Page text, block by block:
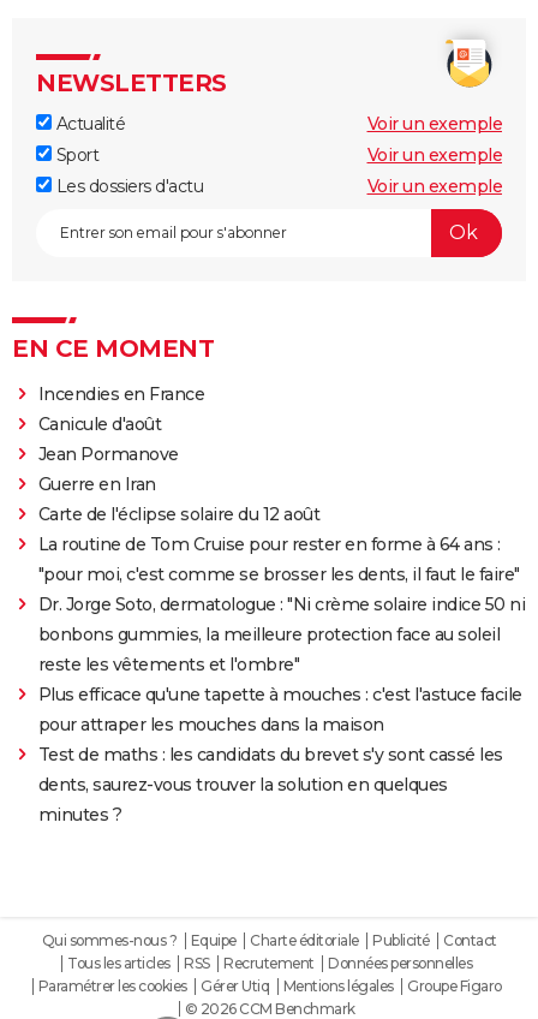
NEWSLETTERS
Actualité
Voir un exemple
Sport
Voir un exemple
Les dossiers d'actu
Voir un exemple
EN CE MOMENT
Incendies en France
Canicule d'août
Jean Pormanove
Guerre en Iran
Carte de l'éclipse solaire du 12 août
La routine de Tom Cruise pour rester en forme à 64 ans :
"pour moi, c'est comme se brosser les dents, il faut le faire"
Dr. Jorge Soto, dermatologue : "Ni crème solaire indice 50 ni
bonbons gummies, la meilleure protection face au soleil
reste les vêtements et l'ombre"
Plus efficace qu'une tapette à mouches : c'est l'astuce facile
pour attraper les mouches dans la maison
Test de maths : les candidats du brevet s'y sont cassé les
dents, saurez-vous trouver la solution en quelques
minutes ?
Qui sommes-nous ? Equipe Charte éditoriale Publicité
Contact
Tous les articles
RSS Recrutement
Données personnelles
Paramétrer les cookies
Gérer Utiq Mentions légales
Groupe Figaro
© 2026 CCM Benchmark